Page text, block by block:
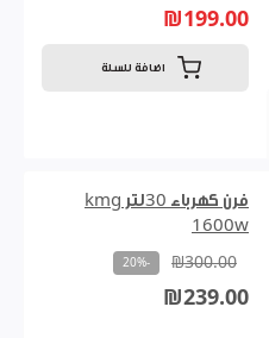
₪199.00
اضافة للسلة
فرن كهرباء 30لتر kmg
1600w
₪300.00
-20%
₪239.00